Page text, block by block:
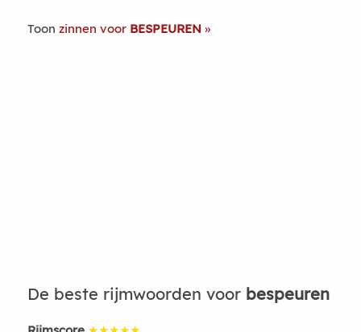
Toon zinnen voor BESPEUREN
De beste rijmwoorden voor bespeuren